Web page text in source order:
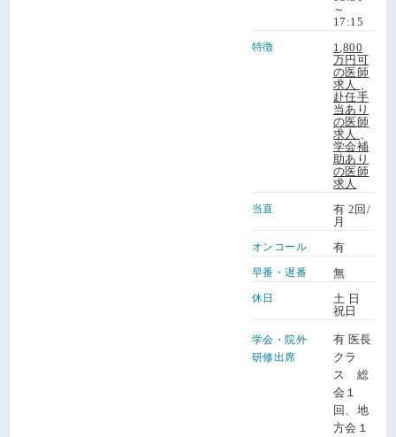
～
17:15
特徴
1,800
万円可
の医師
求人
赴任手
当あり
の医師
求人
学会補
助あり
の医師
求人
当直
有 2回/
月
オンコール 有
早番・遅番 無
休日
土 日
祝日
学会・院外
研修出席
有 医長
クラ
ス 総
会１
回、地
方会１